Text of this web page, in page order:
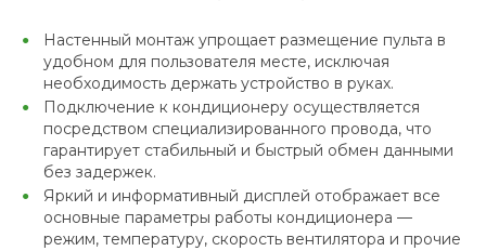
Настенный монтаж упрощает размещение пульта в
удобном для пользователя месте, исключая
необходимость держать устройство в руках.
Подключение к кондиционеру осуществляется
посредством специализированного провода, что
гарантирует стабильный и быстрый обмен данными
без задержек.
Яркий и информативный дисплей отображает все
основные параметры работы кондиционера —
режим, температуру, скорость вентилятора и прочие